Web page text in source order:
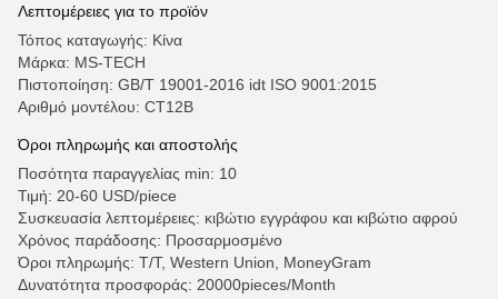
Λεπτομέρειες για το προϊόν
Τόπος καταγωγής: Κίνα
Μάρκα: MS-TECH
Πιστοποίηση: GB/T 19001-2016 idt ISO 9001:2015
Αριθμό μοντέλου: CT12B
Όροι πληρωμής και αποστολής
Ποσότητα παραγγελίας min: 10
Τιμή: 20-60 USD/piece
Συσκευασία λεπτομέρειες: κιβώτιο εγγράφου και κιβώτιο αφρού
Χρόνος παράδοσης: Προσαρμοσμένο
Όροι πληρωμής: T/T, Western Union, MoneyGram
Δυνατότητα προσφοράς: 20000pieces/Month